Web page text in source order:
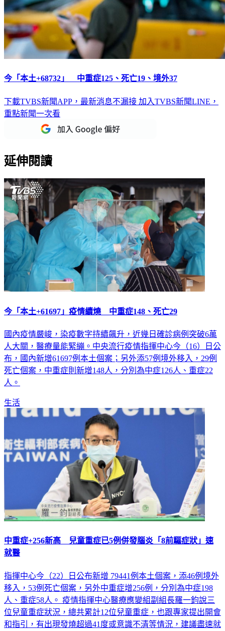
今「本土+68732」 中重症125、死亡19、境外37
下載TVBS新聞APP，最新消息不漏接 加入TVBS新聞LINE，
重點新聞一次看
延伸閱讀
今「本土+61697」疫情續燒 中重症148、死亡29
國內疫情嚴峻，染疫數字持續飆升，近幾日確診病例突破6萬
人大關，醫療量能緊繃。中央流行疫情指揮中心今（16）日公
布，國內新增61697例本土個案；另外添57例境外移入，29例
死亡個案，中重症則新增148人，分別為中症126人、重症22
人。
生活
中重症+256新高 兒童重症已5例併發腦炎「8前驅症狀」速
就醫
指揮中心今（22）日公布新增 79441例本土個案，添46例境外
移入，53例死亡個案，另外中重症增256例，分別為中症198
人、重症58人。 疫情指揮中心醫療應變組副組長羅一鈞說三
位兒童重症狀況，總共累計12位兒童重症，也跟專家提出開會
和指引，有出現發燒超過41度或意識不清等情況，建議盡速就